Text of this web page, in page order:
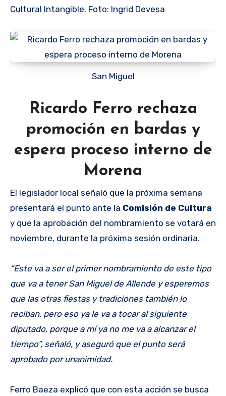
Cultural Intangible. Foto: Ingrid Devesa
San Miguel
Ricardo Ferro rechaza
promoción en bardas y
espera proceso interno de
Morena
El legislador local señaló que la próxima semana
presentará el punto ante la Comisión de Cultura
y que la aprobación del nombramiento se votará en
noviembre, durante la próxima sesión ordinaria.
“Este va a ser el primer nombramiento de este tipo
que va a tener San Miguel de Allende y esperemos
que las otras fiestas y tradiciones también lo
reciban, pero eso ya le va a tocar al siguiente
diputado, porque a mí ya no me va a alcanzar el
tiempo”, señaló, y aseguró que el punto será
aprobado por unanimidad.
Ferro Baeza explicó que con esta acción se busca